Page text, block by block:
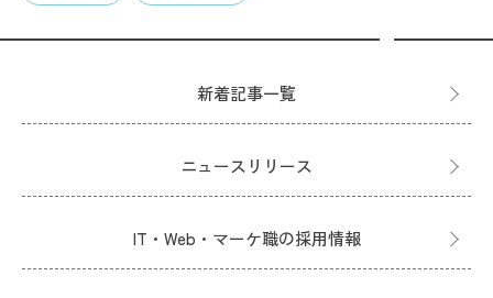
新着記事一覧
ニュースリリース
IT・Web・マーケ職の採用情報